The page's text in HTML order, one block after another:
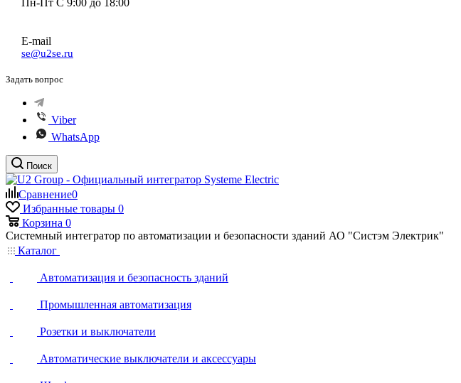
Пн-Пт С 9:00 до 18:00
E-mail
se@u2se.ru
Задать вопрос
Viber
WhatsApp
Поиск
Сравнение0
Избранные товары 0
Корзина 0
Системный интегратор по автоматизации и безопасности зданий АО "Систэм Электрик"
Каталог
Автоматизация и безопасность зданий
Промышленная автоматизация
Розетки и выключатели
Автоматические выключатели и аксессуары